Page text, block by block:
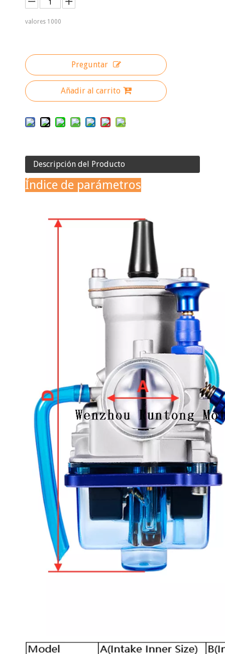
valores 1000
Preguntar
Añadir al carrito
Descripción del Producto
Índice de parámetros